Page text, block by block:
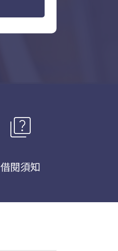
quiz
借閱須知